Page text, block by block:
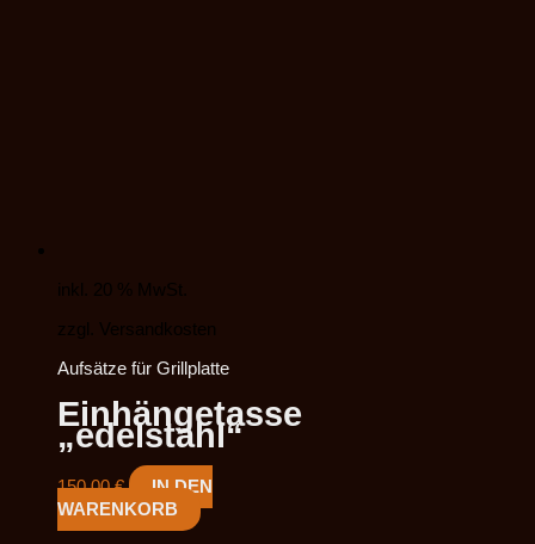
inkl. 20 % MwSt.
zzgl. Versandkosten
Aufsätze für Grillplatte
Einhängetasse
„edelstahl“
150,00€
IN DEN
WARENKORB